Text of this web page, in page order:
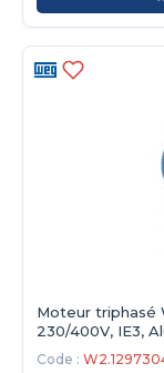
Moteur triphasé
230/400V, IE3,
Code :